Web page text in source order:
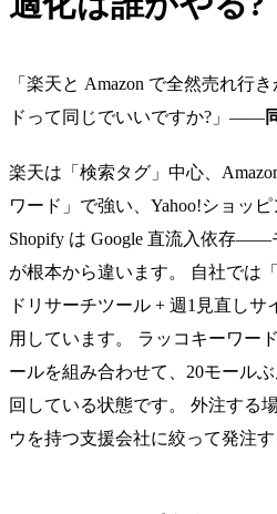
「楽天と Amazon で全然売れ行
ドって同じでいいですか?」——
楽天は「検索タグ」中心、
ワード」で強い、Yahoo!ショッ
Shopify は Google 直流入依存——
が根本から違います。 自社では
ドリサーチツール + 週1見直し
用しています。 ラッコキーワー
ールを組み合わせて、20モール
回している状態です。 外注する
ウを持つ支援会社に絞って発注す